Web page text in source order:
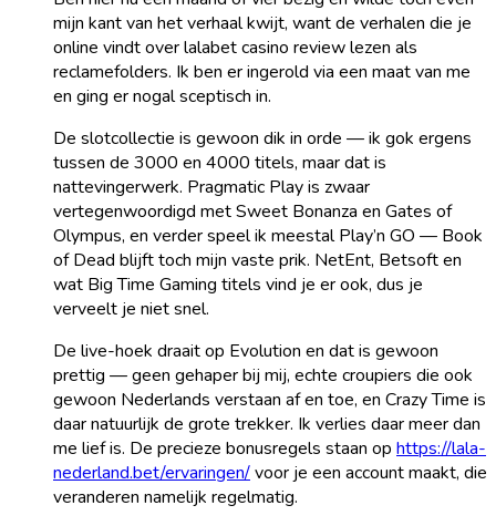
mijn kant van het verhaal kwijt, want de verhalen die je
online vindt over lalabet casino review lezen als
reclamefolders. Ik ben er ingerold via een maat van me
en ging er nogal sceptisch in.
De slotcollectie is gewoon dik in orde — ik gok ergens
tussen de 3000 en 4000 titels, maar dat is
nattevingerwerk. Pragmatic Play is zwaar
vertegenwoordigd met Sweet Bonanza en Gates of
Olympus, en verder speel ik meestal Play’n GO — Book
of Dead blijft toch mijn vaste prik. NetEnt, Betsoft en
wat Big Time Gaming titels vind je er ook, dus je
verveelt je niet snel.
De live-hoek draait op Evolution en dat is gewoon
prettig — geen gehaper bij mij, echte croupiers die ook
gewoon Nederlands verstaan af en toe, en Crazy Time is
daar natuurlijk de grote trekker. Ik verlies daar meer dan
me lief is. De precieze bonusregels staan op https://lala-
nederland.bet/ervaringen/voor je een account maakt, die
veranderen namelijk regelmatig.